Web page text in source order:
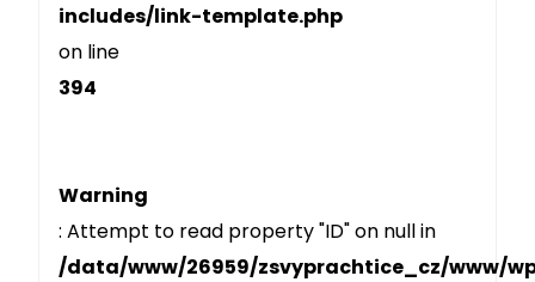
includes/link-template.php
on line
394
Warning
: Attempt to read property "ID" on null in
/data/www/26959/zsvyprachtice_cz/www/